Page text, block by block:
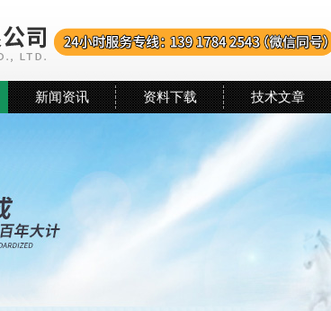
新闻资讯 资料下载 技术文章